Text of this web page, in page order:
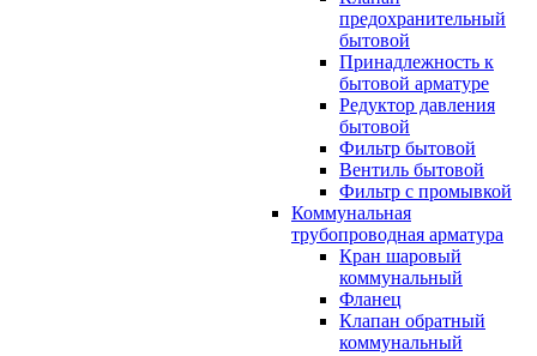
предохранительный
бытовой
Принадлежность к
бытовой арматуре
Редуктор давления
бытовой
Фильтр бытовой
Вентиль бытовой
Фильтр с промывкой
Коммунальная
трубопроводная арматура
Кран шаровый
коммунальный
Фланец
Клапан обратный
коммунальный